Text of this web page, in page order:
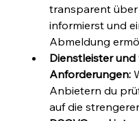
transparent
informierst und
Abmeldung
Dienstleister
Anforderungen:
Anbietern du
auf die